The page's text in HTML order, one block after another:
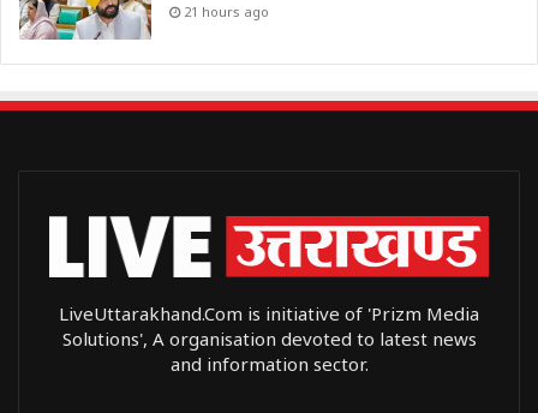
21 hours ago
LiveUttarakhand.Com is initiative of 'Prizm Media
Solutions', A organisation devoted to latest news
and information sector.